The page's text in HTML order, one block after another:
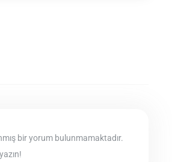
bir yorum bulunmamaktadır.